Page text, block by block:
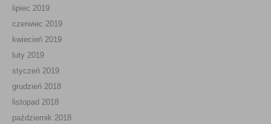
lipiec 2019
czerwiec 2019
kwiecień 2019
luty 2019
styczeń 2019
grudzień 2018
listopad 2018
październik 2018